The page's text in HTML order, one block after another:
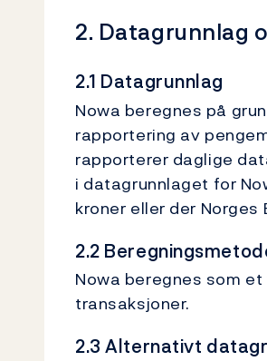
2. Datagrunnlag
2.1 Datagrunnlag
Nowa beregnes på
rapportering av
rapporterer daglige
i datagrunnlaget for
kroner eller der Norges
2.2
Nowa beregnes som
transaksjoner.
2.3 Alternativt